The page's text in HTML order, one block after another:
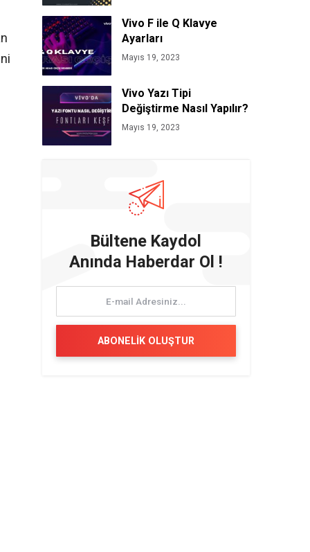
Vivo F ile Q Klavye
Ayarları
Mayıs 19, 2023
Vivo Yazı Tipi
Değiştirme Nasıl Yapılır?
Mayıs 19, 2023
Bültene Kaydol
Anında Haberdar Ol !
ABONELİK OLUŞTUR